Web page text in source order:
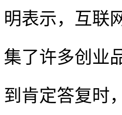
明表示，互联
集了许多创业
到肯定答复时